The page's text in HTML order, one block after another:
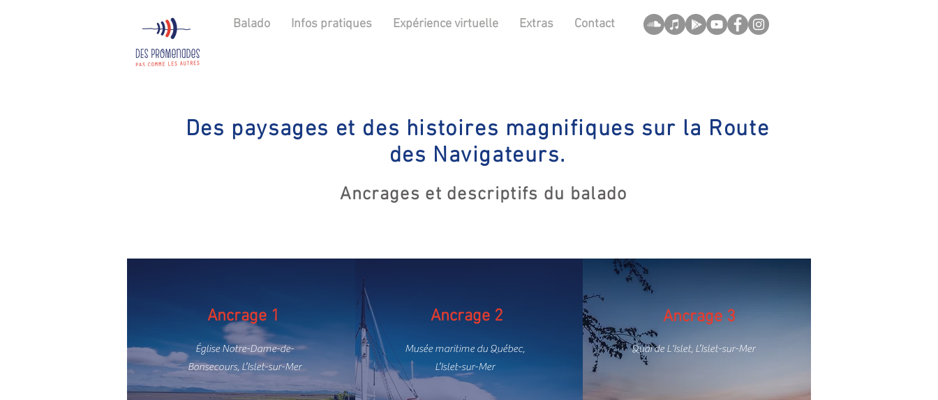
Balado Infos pratiques Expérience virtuelle Extras Contact
Des paysages et des histoires magnifiques sur la Route
des Navigateurs.
Ancrages et descriptifs du balado
Ancrage 1
Église Notre-Dame-de-
Bonsecours, L’Islet-sur-Mer
Ancrage 2
Musée maritime du Québec,
L’Islet-sur-Mer
Ancrage 3
Quai de L'Islet, L’Islet-sur-Mer